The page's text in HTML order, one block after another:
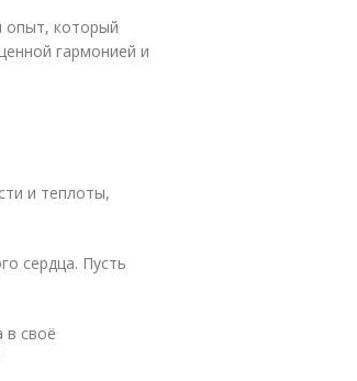
опыт, который
гармонией и
и теплоты,
сердца. Пусть
своё